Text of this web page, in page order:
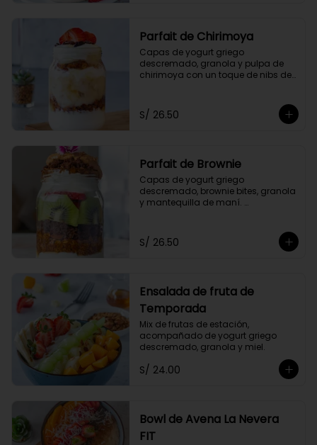
Parfait de Chirimoya
Capas de yogurt griego
descremado, granola y pulpa de
chirimoya con un toque de nibs de
S/ 26.50
Parfait de Brownie
Capas de yogurt griego
descremado, brownie bites, granola
y mantequilla de maní.
S/ 26.50
Ensalada de fruta de
Temporada
Mix de frutas de estación,
acompañado de yogurt griego
descremado, granola y miel.
S/ 24.00
Bowl de Avena La Nevera
FIT